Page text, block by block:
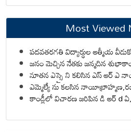
Most Viewed
పదవతరగతి విద్యార్థుల ఆత్మీయ
జనం మెచ్చిన నేతకు జన్మదిన
నూతన ఎస్సై ని కలిసిన ఎస్ ఆర్ ఎ
ఎమ్మెల్యే ను కలసిన
కాండ్లీలో విచారణ జరిపిన డి ఆర్ d ఏ,